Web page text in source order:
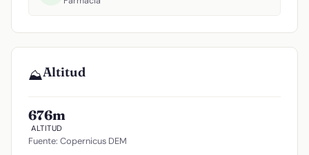
⛰️Altitud
676m
ALTITUD
Fuente: Copernicus DEM